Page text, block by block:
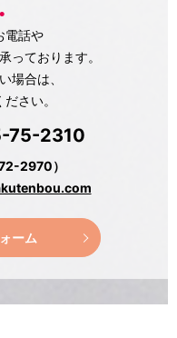
電話や
っております。
場合は、
さい。
75-2310
2970）
ーム